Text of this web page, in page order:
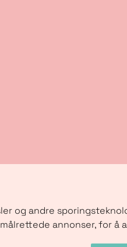
og andre
annonser, for å